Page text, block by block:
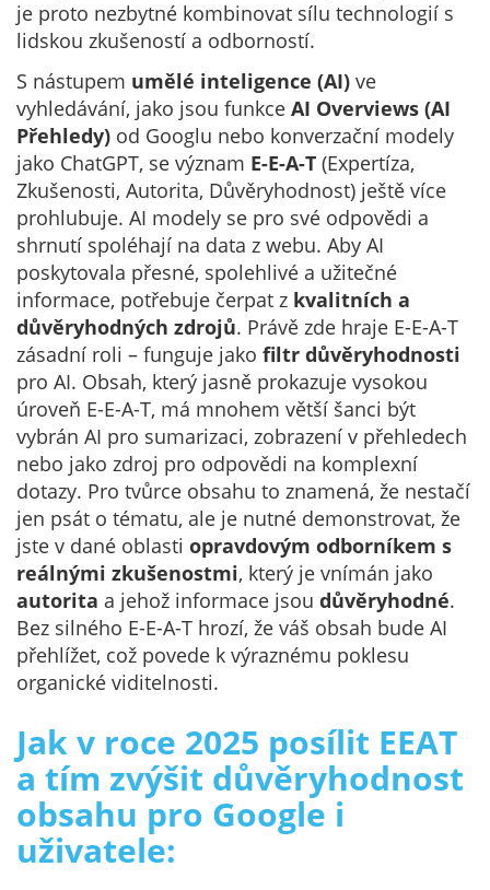
je proto nezbytné kombinovat sílu technologií s
lidskou zkušeností a odborností.
S nástupem umělé inteligence (AI) ve
vyhledávání, jako jsou funkce AI Overviews (AI
Přehledy) od Googlu nebo konverzační modely
jako ChatGPT, se význam E-E-A-T (Expertíza,
Zkušenosti, Autorita, Důvěryhodnost) ještě více
prohlubuje. AI modely se pro své odpovědi a
shrnutí spoléhají na data z webu. Aby AI
poskytovala přesné, spolehlivé a užitečné
informace, potřebuje čerpat z kvalitních a
důvěryhodných zdrojů. Právě zde hraje E-E-A-T
zásadní roli – funguje jako filtr důvěryhodnosti
pro AI. Obsah, který jasně prokazuje vysokou
úroveň E-E-A-T, má mnohem větší šanci být
vybrán AI pro sumarizaci, zobrazení v přehledech
nebo jako zdroj pro odpovědi na komplexní
dotazy. Pro tvůrce obsahu to znamená, že nestačí
jen psát o tématu, ale je nutné demonstrovat, že
jste v dané oblasti opravdovým odborníkem s
reálnými zkušenostmi, který je vnímán jako
autorita a jehož informace jsou důvěryhodné.
Bez silného E-E-A-T hrozí, že váš obsah bude AI
přehlížet, což povede k výraznému poklesu
organické viditelnosti.
Jak v roce 2025 posílit EEAT
a tím zvýšit důvěryhodnost
obsahu pro Google i
uživatele: